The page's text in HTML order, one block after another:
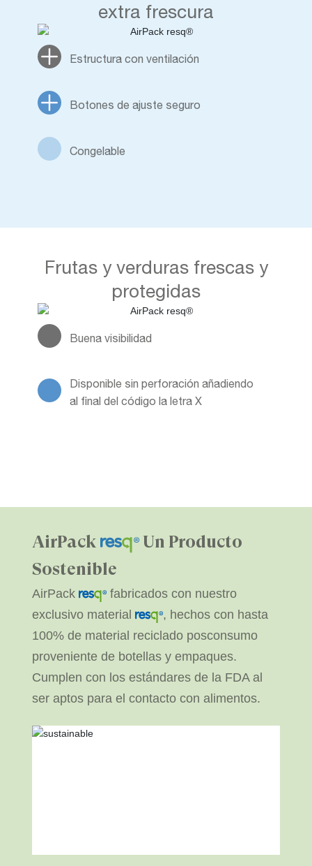
extra frescura
Estructura con ventilación
Botones de ajuste seguro
Congelable
Frutas y verduras frescas y
protegidas
Buena visibilidad
Disponible sin perforación añadiendo
al final del código la letra X
AirPack
Un Producto
Sostenible
AirPack
fabricados con nuestro
exclusivo material
, hechos con hasta
100% de material reciclado posconsumo
proveniente de botellas y empaques.
Cumplen con los estándares de la FDA al
ser aptos para el contacto con alimentos.